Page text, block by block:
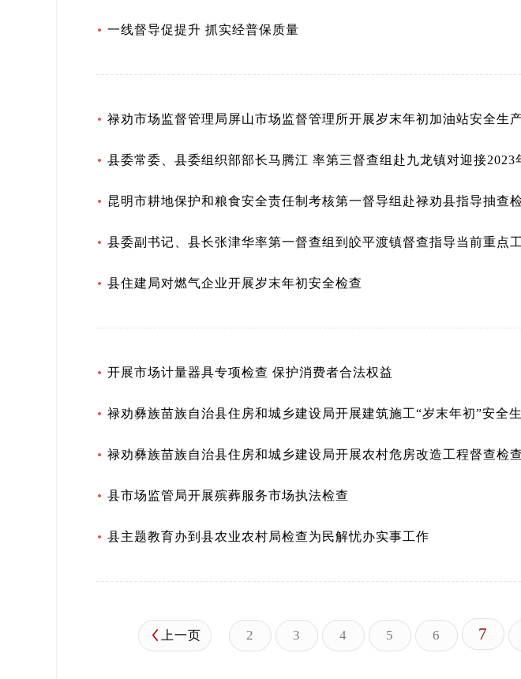
一线督导促提升 抓实经普保质量
禄劝市场监督管理局屏山市场监督管理所开展岁末年初加油站安全生
县委常委、县委组织部部长马腾江 率第三督查组赴九龙镇对迎接
昆明市耕地保护和粮食安全责任制考核第一督导组赴禄劝县指导抽查
县委副书记、县长张津华率第一督查组到皎平渡镇督查指导当前重点
县住建局对燃气企业开展岁末年初安全检查
开展市场计量器具专项检查 保护消费者合法权益
禄劝彝族苗族自治县住房和城乡建设局开展建筑施工“岁末年初”安全
禄劝彝族苗族自治县住房和城乡建设局开展农村危房改造工程督查检
县市场监管局开展殡葬服务市场执法检查
县主题教育办到县农业农村局检查为民解忧办实事工作
上一页 2 3 4 5 6 7